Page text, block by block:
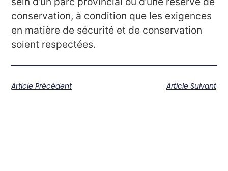
conservation, à condition que les exigences
en matière de sécurité et de conservation
soient respectées.
Article Précédent Article Suivant